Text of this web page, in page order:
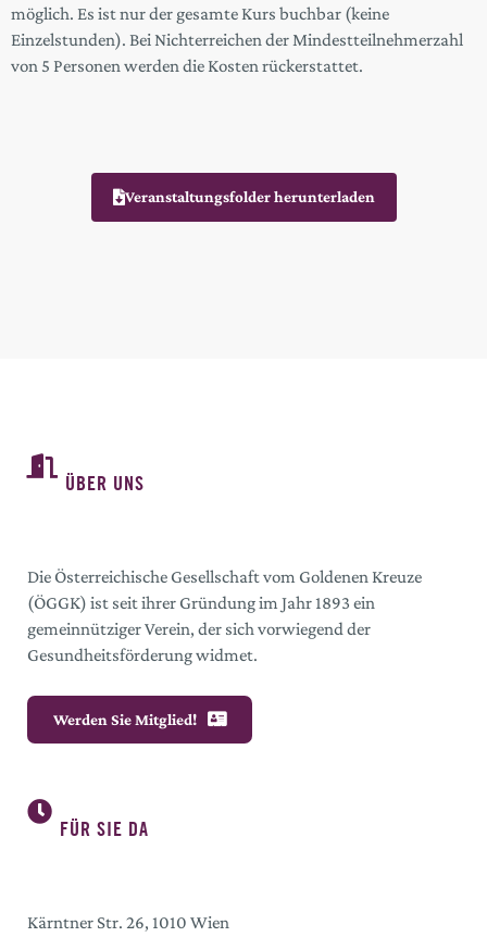
möglich. Es ist nur der gesamte Kurs buchbar (keine
Einzelstunden). Bei Nichterreichen der Mindestteilnehmerzahl
von 5 Personen werden die Kosten rückerstattet.
Veranstaltungsfolder herunterladen
ÜBER UNS
Die Österreichische Gesellschaft vom Goldenen Kreuze
(ÖGGK) ist seit ihrer Gründung im Jahr 1893 ein
gemeinnütziger Verein, der sich vorwiegend der
Gesundheitsförderung widmet.
Werden Sie Mitglied!
FÜR SIE DA
Kärntner Str. 26, 1010 Wien